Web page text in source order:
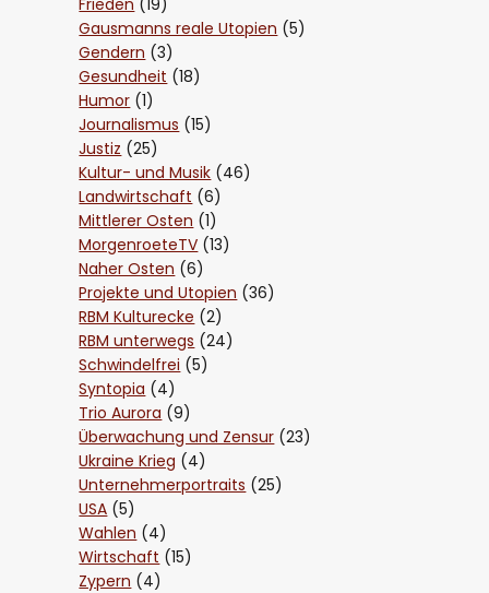
Gausmanns reale Utopien (5)
Gendern (3)
Gesundheit (18)
Humor (1)
Journalismus (15)
Justiz (25)
Kultur- und Musik (46)
Landwirtschaft (6)
Mittlerer Osten (1)
MorgenroeteTV (13)
Naher Osten (6)
Projekte und Utopien (36)
RBM Kulturecke (2)
RBM unterwegs (24)
Schwindelfrei (5)
Syntopia (4)
Trio Aurora (9)
Überwachung und Zensur (23)
Ukraine Krieg (4)
Unternehmerportraits (25)
USA (5)
Wahlen (4)
Wirtschaft (15)
Zypern (4)